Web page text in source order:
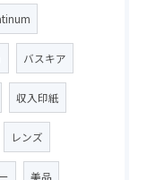
バスキア
収入印紙
レンズ
美品